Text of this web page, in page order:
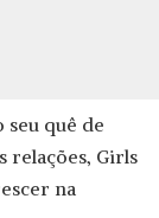
seu quê de
relações, Girls
na